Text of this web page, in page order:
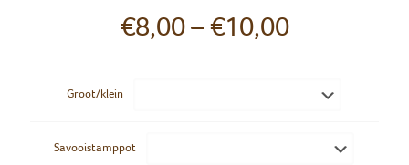
€8,00–€10,00
Groot/klein
Savooistamppot